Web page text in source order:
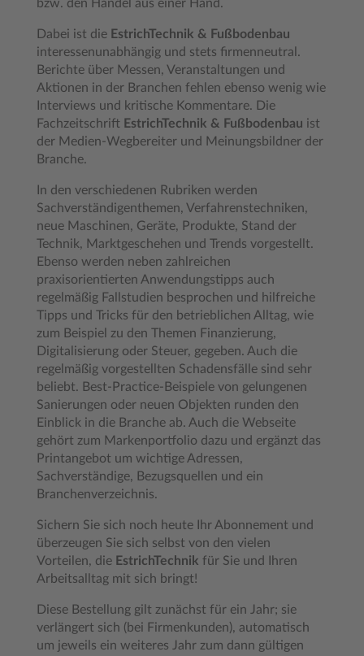
bzw. den Handel aus einer Hand.
Dabei ist die EstrichTechnik & Fußbodenbau
interessenunabhängig und stets firmenneutral.
Berichte über Messen, Veranstaltungen und
Aktionen in der Branchen fehlen ebenso wenig wie
Interviews und kritische Kommentare. Die
Fachzeitschrift EstrichTechnik & Fußbodenbau ist
der Medien-Wegbereiter und Meinungsbildner der
Branche.
In den verschiedenen Rubriken werden
Sachverständigenthemen, Verfahrenstechniken,
neue Maschinen, Geräte, Produkte, Stand der
Technik, Marktgeschehen und Trends vorgestellt.
Ebenso werden neben zahlreichen
praxisorientierten Anwendungstipps auch
regelmäßig Fallstudien besprochen und hilfreiche
Tipps und Tricks für den betrieblichen Alltag, wie
zum Beispiel zu den Themen Finanzierung,
Digitalisierung oder Steuer, gegeben. Auch die
regelmäßig vorgestellten Schadensfälle sind sehr
beliebt. Best-Practice-Beispiele von gelungenen
Sanierungen oder neuen Objekten runden den
Einblick in die Branche ab. Auch die Webseite
gehört zum Markenportfolio dazu und ergänzt das
Printangebot um wichtige Adressen,
Sachverständige, Bezugsquellen und ein
Branchenverzeichnis.
Sichern Sie sich noch heute Ihr Abonnement und
überzeugen Sie sich selbst von den vielen
Vorteilen, die EstrichTechnik für Sie und Ihren
Arbeitsalltag mit sich bringt!
Diese Bestellung gilt zunächst für ein Jahr; sie
verlängert sich (bei Firmenkunden), automatisch
um jeweils ein weiteres Jahr zum dann gültigen